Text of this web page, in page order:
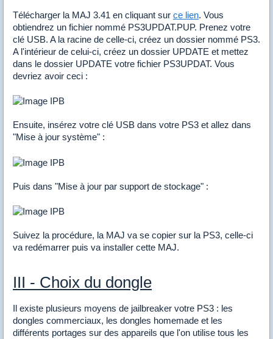
Télécharger la MAJ 3.41 en cliquant sur ce lien. Vous
obtiendrez un fichier nommé PS3UPDAT.PUP. Prenez votre
clé USB. A la racine de celle-ci, créez un dossier nommé PS3.
A l'intérieur de celui-ci, créez un dossier UPDATE et mettez
dans le dossier UPDATE votre fichier PS3UPDAT. Vous
devriez avoir ceci :
Ensuite, insérez votre clé USB dans votre PS3 et allez dans
"Mise à jour système" :
Puis dans "Mise à jour par support de stockage" :
Suivez la procédure, la MAJ va se copier sur la PS3, celle-ci
va redémarrer puis va installer cette MAJ.
III - Choix du dongle
Il existe plusieurs moyens de jailbreaker votre PS3 : les
dongles commerciaux, les dongles homemade et les
différents portages sur des appareils que l'on utilise tous les